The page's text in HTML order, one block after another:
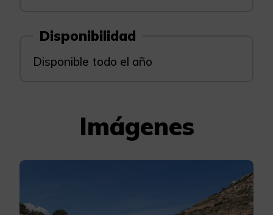
Disponibilidad
Disponible todo el año
Imágenes